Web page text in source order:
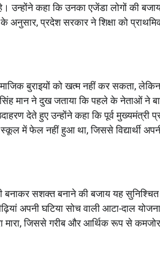
उन्होंने कहा कि उनका एजेंडा लोगों की
प्रदेश सरकार ने शिक्षा को
बुराइयों को खत्म नहीं कर सकता,
मान ने दुख जताया कि पहले के नेताओं ने
देते हुए उन्होंने कहा कि पूर्व मुख्यमंत्री
में फेल नहीं हुआ था, जिससे विद्यार्थी
बनाकर सशक्त बनाने की बजाय यह सुनिश्चित
अपनी घटिया सोच वाली आटा-दाल
जिससे गरीब और आर्थिक रूप से कमजोर